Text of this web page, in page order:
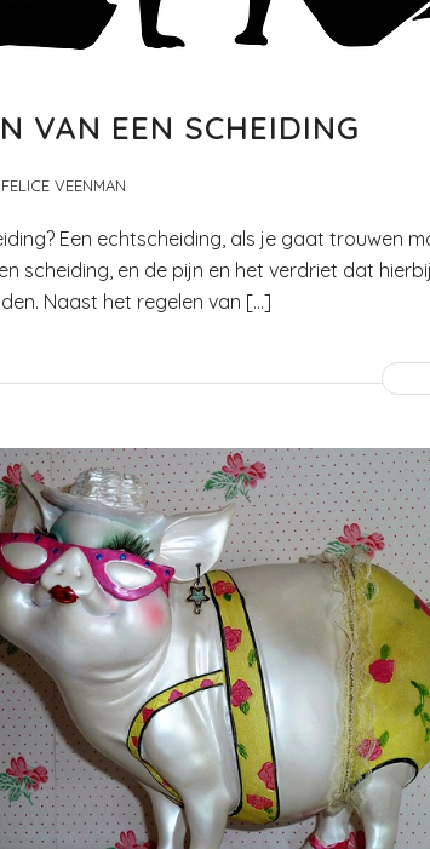
VAN EEN SCHEIDING
FELICE VEENMAN
Een echtscheiding, als je gaat trouwen
scheiding, en de pijn en het verdriet dat
Naast het regelen van […]